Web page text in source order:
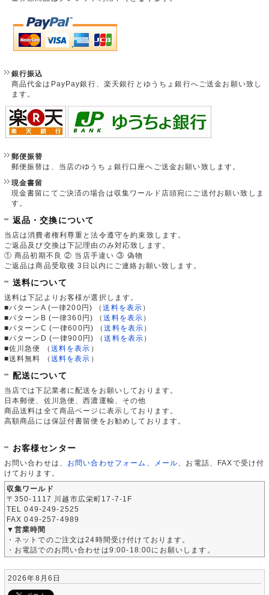
銀行振込
商品代金はPayPay銀行、楽天銀行とゆうちょ銀行へご送金お願い致し
ます。
郵便振替
郵便振替は、当店のゆうちょ銀行口座へご送金お願い致します。
現金書留
現金書留にてご決済の場合は収集ワールド店頭宛にご送付お願い致しま
す。
返品・交換について
当店は消費者権利尊重と法令遵守を約束致します。
ご返品及び交換は下記理由のみ対応致します。
① 商品初期不良 ② 当店手違い ③ 偽物
ご返品は商品受取後 3日以内にご連絡お願い致します。
送料について
送料は下記よりお客様が選択します。
■パターンA (一律200円)
（送料を表示 ）
■パターンB (一律360円)
（送料を表示 ）
■パターンC (一律600円)
（送料を表示 ）
■パターンD (一律900円)
（送料を表示 ）
■佐川急便
（ 送料を表示 ）
■送料無料
（ 送料を表示 ）
配送について
当店では下記業者に配送をお願いしております。
日本郵便、佐川急便、西濃運輸、その他
商品送料は全て商品ページに表示しております。
高額商品には保証付書留便をお勧めしております。
お客様センター
お問い合わせは、 お問い合わせフォーム メール 、お電話、FAXで受け付
けております。
収集ワールド
〒350-1117 川越市広栄町17-7-1F
TEL 049-249-2525
FAX 049-257-4989
▼営業時間
・ネットでのご注文は24時間受け付けております。
・お電話でのお問い合わせは9:00-18:00にお願いします。
2026年8月6日